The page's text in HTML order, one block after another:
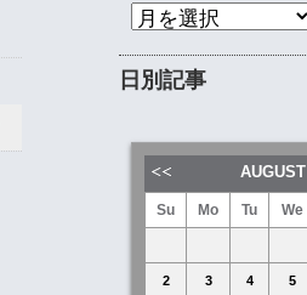
日別記事
AUGUST
Su Mo Tu We
2 3 4 5